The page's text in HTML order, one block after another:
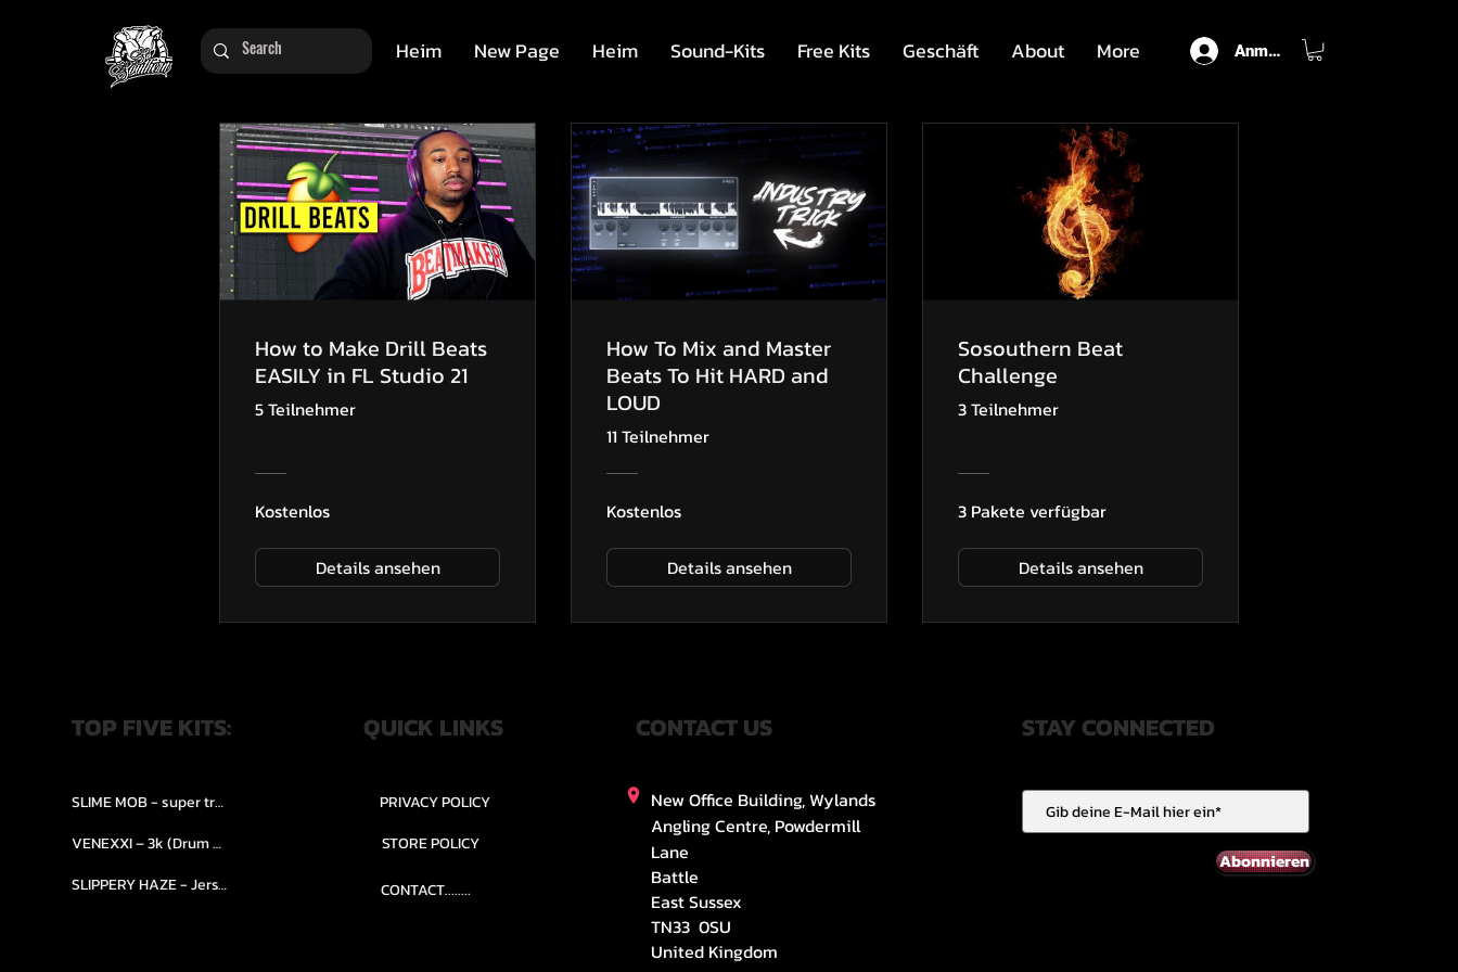
Heim New Page Heim Sound-Kits Free Kits Geschäft About More Anmelden
How to Make Drill Beats
EASILY in FL Studio 21
5 Teilnehmer
Kostenlos
Details ansehen
How To Mix and Master
Beats To Hit HARD and
LOUD
11 Teilnehmer
Kostenlos
Details ansehen
Sosouthern Beat
Challenge
3 Teilnehmer
3 Pakete verfügbar
Details ansehen
TOP FIVE KITS: QUICK LINKS CONTACT US
SLIME MOB - super trap.....
VENEXXI – 3k (Drum Kit)....
SLIPPERY HAZE - Jersy club stash kit.
PRIVACY POLICY
STORE POLICY
CONTACT........
New Office Building, Wylands
Angling Centre, Powdermill
Lane
Battle
East Sussex
TN33 0SU
United Kingdom
STAY CONNECTED
Abonnieren